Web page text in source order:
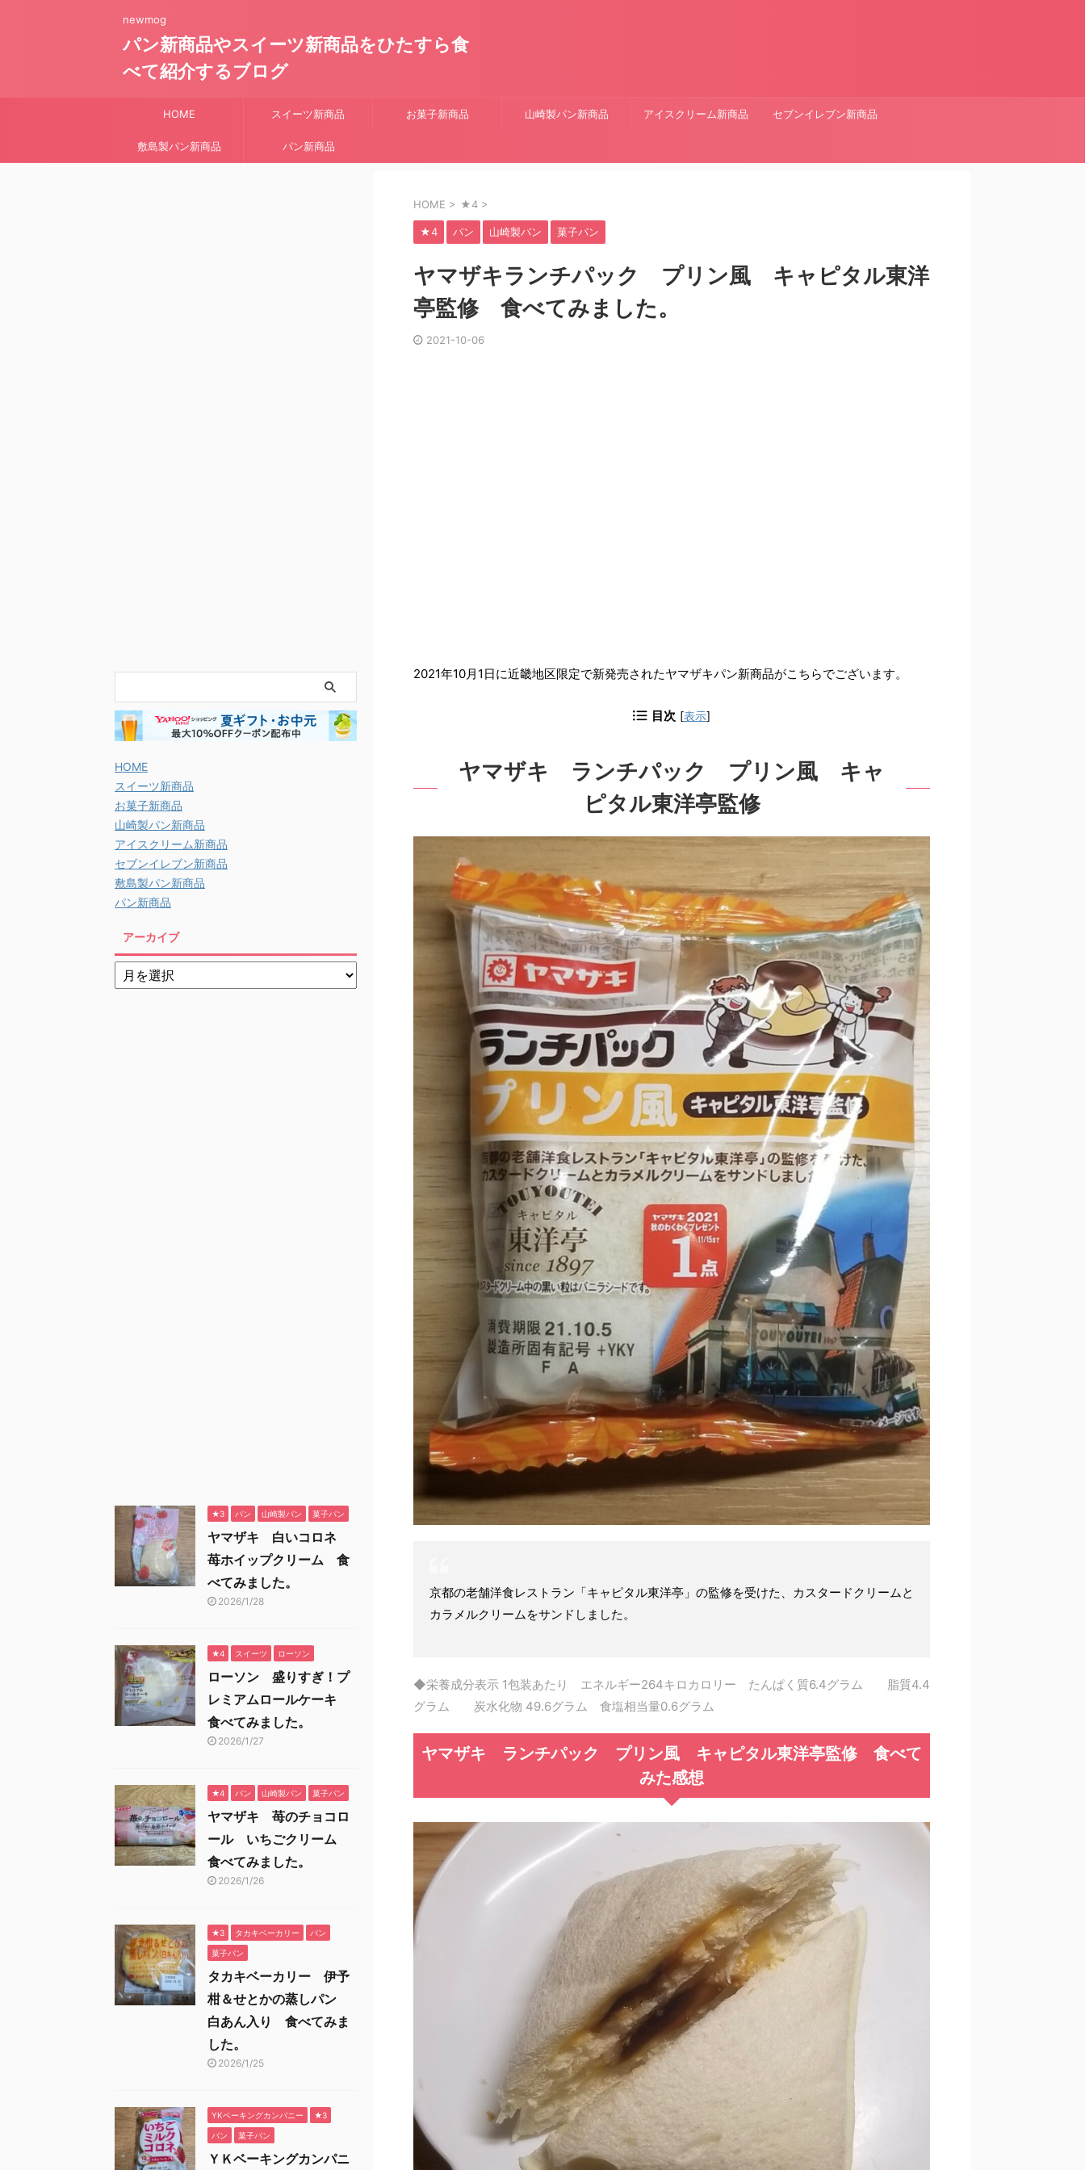
newmog
パン新商品やスイーツ新商品をひたすら食
べて紹介するブログ
HOME スイーツ新商品 お菓子新商品 山崎製パン新商品 アイスクリーム新商品 セブンイレブン新商品
敷島製パン新商品 パン新商品
HOME > ★4 >
★4 パン 山崎製パン 菓子パン
ヤマザキランチパック プリン風 キャピタル東洋
亭監修 食べてみました。
2021-10-06
2021年10月1日に近畿地区限定で新発売されたヤマザキパン新商品がこちらでございます。
目次 [表示]
ヤマザキ ランチパック プリン風 キャ
ピタル東洋亭監修
京都の老舗洋食レストラン「キャピタル東洋亭」の監修を受けた、カスタードクリームと
カラメルクリームをサンドしました。
◆栄養成分表示 1包装あたり エネルギー264キロカロリー たんぱく質6.4グラム 脂質4.4
グラム 炭水化物 49.6グラム 食塩相当量0.6グラム
ヤマザキ ランチパック プリン風 キャピタル東洋亭監修 食べて
みた感想
HOME
スイーツ新商品
お菓子新商品
山崎製パン新商品
アイスクリーム新商品
セブンイレブン新商品
敷島製パン新商品
パン新商品
アーカイブ
★3 パン 山崎製パン 菓子パン
ヤマザキ 白いコロネ
苺ホイップクリーム 食
べてみました。
2026/1/28
★4 スイーツ ローソン
ローソン 盛りすぎ！プ
レミアムロールケーキ
食べてみました。
2026/1/27
★4 パン 山崎製パン 菓子パン
ヤマザキ 苺のチョコロ
ール いちごクリーム
食べてみました。
2026/1/26
★3 タカキベーカリー パン
菓子パン
タカキベーカリー 伊予
柑＆せとかの蒸しパン
白あん入り 食べてみま
した。
2026/1/25
YKベーキングカンパニー ★3
パン 菓子パン
ＹＫベーキングカンパニ